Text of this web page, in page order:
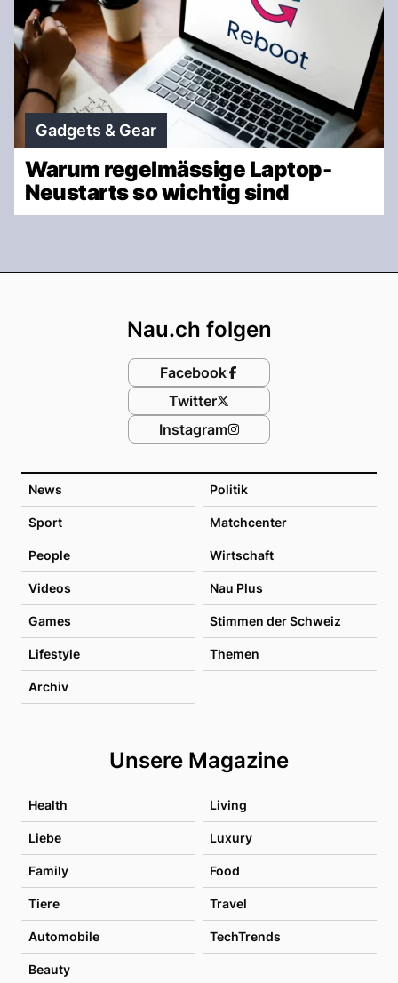
Gadgets & Gear
Warum regelmässige Laptop-
Neustarts so wichtig sind
News Politik
Sport Matchcenter
People Wirtschaft
Videos Nau Plus
Games Stimmen der Schweiz
Lifestyle Themen
Archiv
Unsere Magazine
Health Living
Liebe Luxury
Family Food
Tiere Travel
Automobile TechTrends
Beauty
Nau.ch folgen
Facebook
Twitter
Instagram